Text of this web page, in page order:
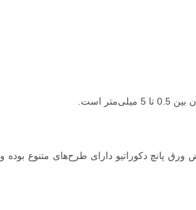
است.
پانچ دکوراتیو دارای طرح‌های متنوع بوده و